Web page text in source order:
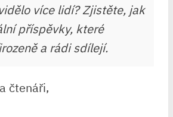
více lidí? Zjistěte, jak
příspěvky, které
a rádi sdílejí.
čtenáři,